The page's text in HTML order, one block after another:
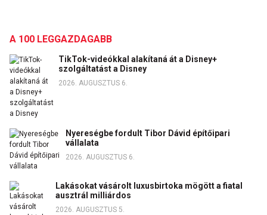
A 100 LEGGAZDAGABB
TikTok-videókkal alakítaná át a Disney+
szolgáltatást a Disney
2026. AUGUSZTUS 6.
Nyereségbe fordult Tibor Dávid építőipari
vállalata
2026. AUGUSZTUS 6.
Lakásokat vásárolt luxusbirtoka mögött a fiatal
ausztrál milliárdos
2026. AUGUSZTUS 5.